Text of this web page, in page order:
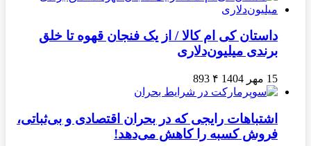
داستان کی ام کالا / از یک فنجان قهوه تا خلق
برندی میلیون‌دلاری
15 مهر 1404 ۴ 893
اشتباهات رایجی که در بحران اقتصادی و بی‌ثباتی،
فروش کسبه را کاهش می‌دهد!